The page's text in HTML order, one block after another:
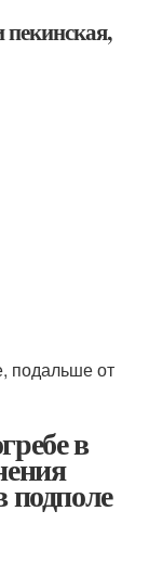
пекинская,
подальше от
в
подполе